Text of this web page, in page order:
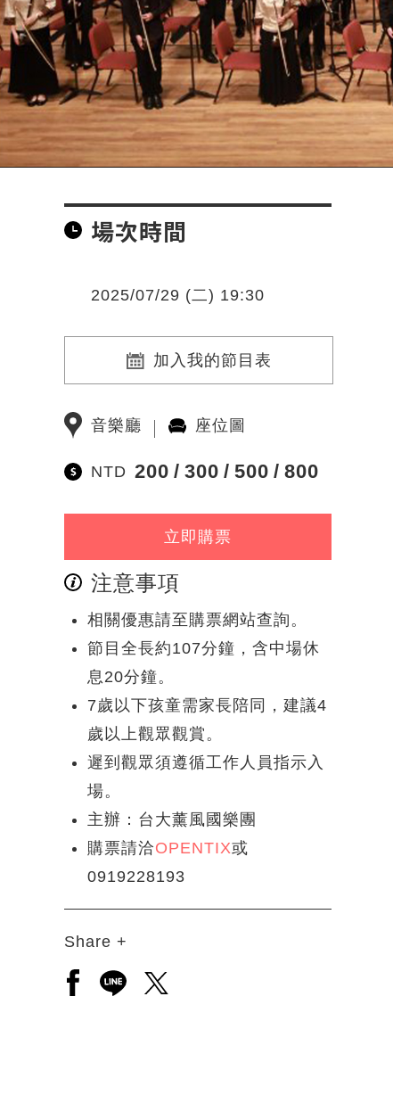
場次時間
2025/07/29 (二) 19:30
加入我的節目表
音樂廳 座位圖
NTD 200 300 500 800
立即購票
注意事項
相關優惠請至購票網站查詢。
節目全長約107分鐘，含中場休
息20分鐘。
7歲以下孩童需家長陪同，建議4
歲以上觀眾觀賞。
遲到觀眾須遵循工作人員指示入
場。
主辦：台大薰風國樂團
購票請洽OPENTIX或
0919228193
Share +
另開新視窗分享至facebook
另開新視窗分享至line
另開新視窗分享至twitter